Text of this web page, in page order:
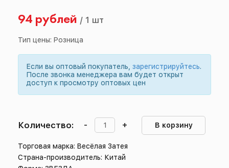
94 рублей / 1 шт
Тип цены: Розница
Если вы оптовый покупатель, зарегистрируйтесь.
После звонка менеджера вам будет открыт
доступ к просмотру оптовых цен
Количество: - + В корзину
Торговая марка: Весёлая Затея
Страна-производитель: Китай